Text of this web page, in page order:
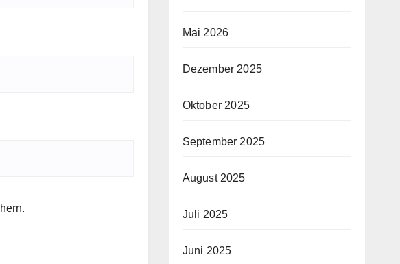
Mai 2026
Dezember 2025
Oktober 2025
September 2025
August 2025
Juli 2025
Juni 2025